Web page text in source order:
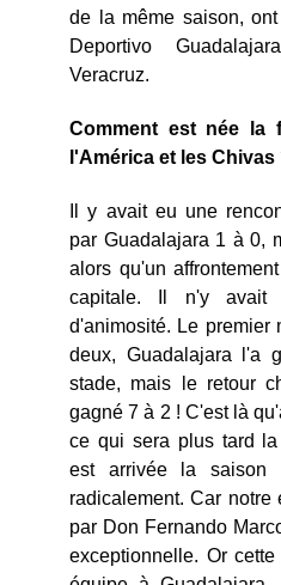
de la même saison,
Deportivo
Veracruz.
Comment est née la
l'América et les Chivas
Il y avait eu une
par Guadalajara 1 à 0,
alors qu'un
capitale. Il n'y avait
d'animosité. Le premier
deux, Guadalajara l'a
stade, mais le retour
gagné 7 à 2 ! C'est là
ce qui sera plus tard
est arrivée la saison
radicalement. Car
par Don Fernando
exceptionnelle. Or